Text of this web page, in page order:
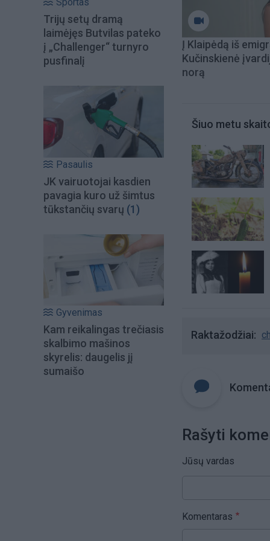
Trijų setų dramą
laimėjęs Butvilas pateko
į „Challenger“ turnyro
pusfinalį
Pasaulis
JK vairuotojai kasdien
pavagia kuro už šimtus
tūkstančių svarų (1)
Gyvenimas
Kam reikalingas trečiasis
skalbimo mašinos
skyrelis: daugelis jį
sumaišo
Į Klaipėdą iš
Kučinskienė
norą
Šiuo metu
Raktažodžiai
Rašyti
Jūsų vardas
Komentaras